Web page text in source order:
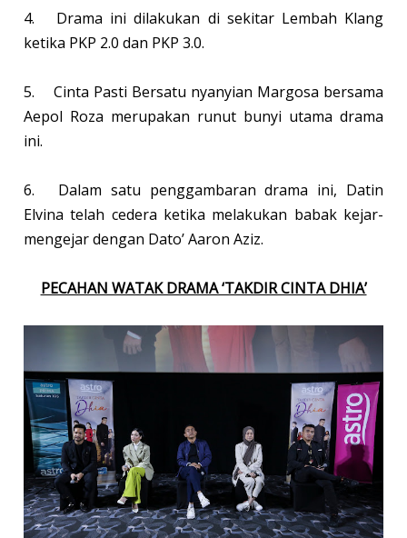
4.
Drama ini dilakukan di sekitar Lembah Klang
ketika PKP 2.0 dan PKP 3.0.
5.
Cinta Pasti Bersatu nyanyian Margosa bersama
Aepol Roza merupakan runut bunyi utama drama
ini.
6.
Dalam satu penggambaran drama ini, Datin
Elvina telah cedera ketika melakukan babak kejar-
mengejar dengan Dato’ Aaron Aziz.
PECAHAN WATAK DRAMA ‘TAKDIR CINTA DHIA’